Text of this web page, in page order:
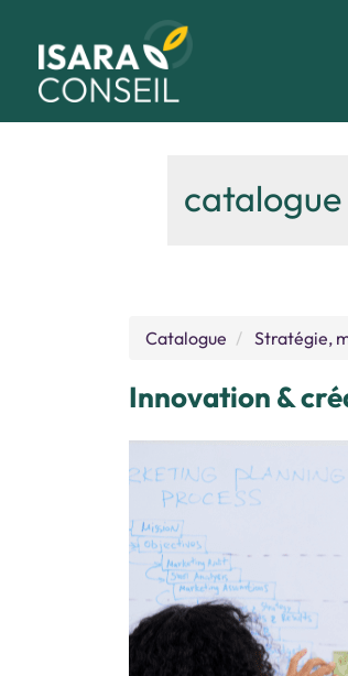
contenu
Catalogue Stratégie,
Innovation &